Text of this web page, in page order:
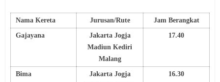
Nama Kereta Jurusan/Rute Jam Berangkat
Gajayana
Jakarta Jogja
Madiun Kediri
Malang
17.40
Bima
Jakarta Jogja
16.30